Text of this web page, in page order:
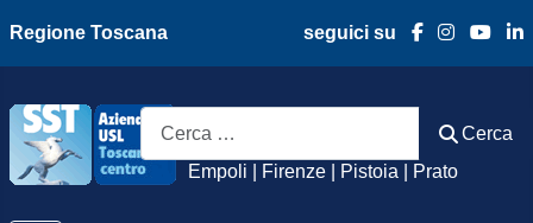
Regione Toscana seguici su
Azienda Usl
Empoli | Firenze | Pistoia | Prato
Cerca
Cerca